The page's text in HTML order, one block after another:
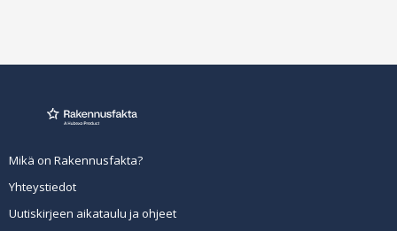
Mikä on Rakennusfakta?
Yhteystiedot
Uutiskirjeen aikataulu ja ohjeet